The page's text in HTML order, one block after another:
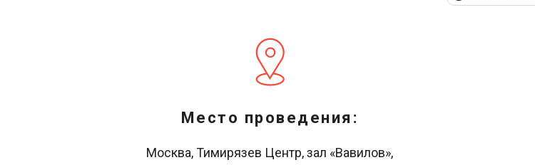
Место проведения:
Москва, Тимирязев Центр, зал «Вавилов»,